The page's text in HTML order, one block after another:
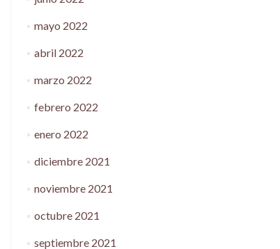
mayo 2022
abril 2022
marzo 2022
febrero 2022
enero 2022
diciembre 2021
noviembre 2021
octubre 2021
septiembre 2021